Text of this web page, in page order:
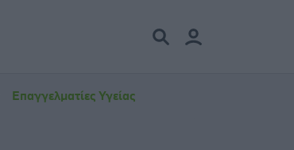
Επαγγελματίες Υγείας